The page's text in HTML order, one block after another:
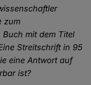
zum
mit dem Titel
Streitschrift in 95
eine Antwort auf
ist?